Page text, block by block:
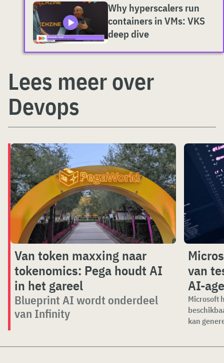
Why hyperscalers run
containers in VMs: VKS
deep dive
Lees meer over
Devops
Van token maxxing naar
tokenomics: Pega houdt AI
in het gareel
Blueprint AI wordt onderdeel
van Infinity
van
AI-
Microsoft
kan